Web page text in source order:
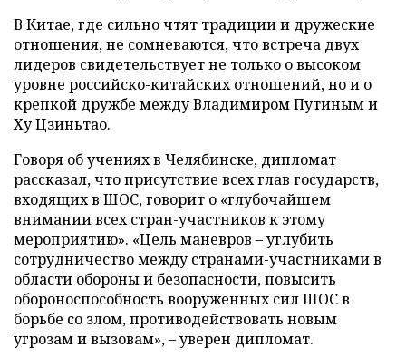
В Китае, где сильно чтят традиции и дружеские
отношения, не сомневаются, что встреча двух
лидеров свидетельствует не только о высоком
уровне российско-китайских отношений, но и о
крепкой дружбе между Владимиром Путиным и
Ху Цзиньтао.
Говоря об учениях в Челябинске, дипломат
рассказал, что присутствие всех глав государств,
входящих в ШОС, говорит о «глубочайшем
внимании всех стран-участников к этому
мероприятию». «Цель маневров – углубить
сотрудничество между странами-участниками в
области обороны и безопасности, повысить
обороноспособность вооруженных сил ШОС в
борьбе со злом, противодействовать новым
угрозам и вызовам», – уверен дипломат.